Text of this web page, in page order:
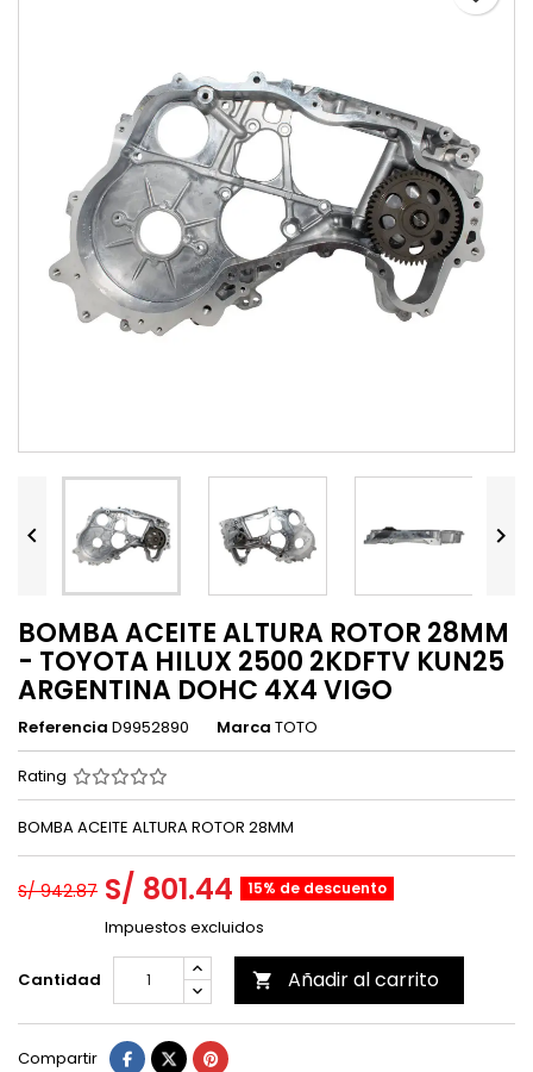
 
BOMBA ACEITE ALTURA ROTOR 28MM
- TOYOTA HILUX 2500 2KDFTV KUN25
ARGENTINA DOHC 4X4 VIGO
Referencia D9952890 Marca TOTO
Rating
BOMBA ACEITE ALTURA ROTOR 28MM
S/ 942.87 S/ 801.44 15% de descuento
Impuestos excluidos
Cantidad  Añadir al carrito
Compartir